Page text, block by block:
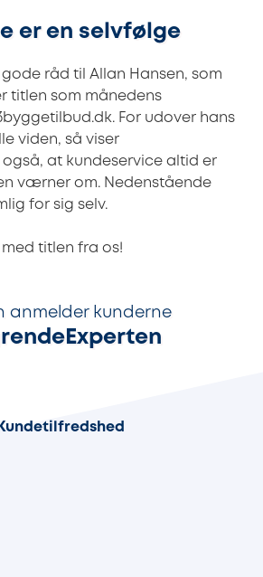
er en selvfølge
råd til Allan Hansen, som
titlen som månedens
For udover hans
viden, så viser
at kundeservice altid er
værner om. Nedenstående
for sig selv.
titlen fra os!
anmelder kunderne
Kundetilfredshed